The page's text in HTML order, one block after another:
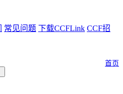
常见问题 下载CCFLink CCF招
首页